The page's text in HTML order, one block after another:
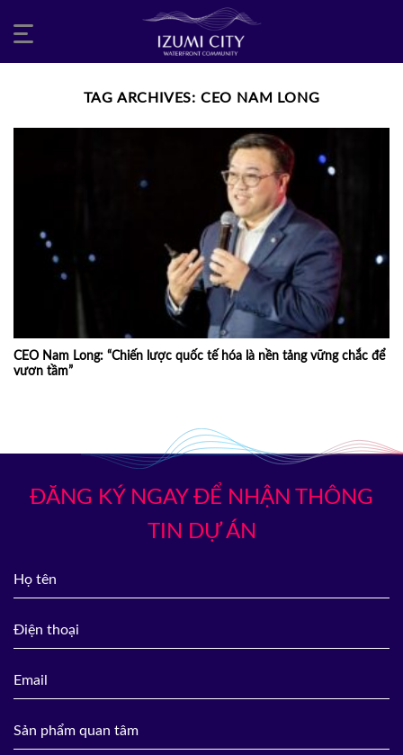
TAG ARCHIVES: CEO NAM LONG
CEO Nam Long: “Chiến lược quốc tế hóa là nền tảng vững chắc để
vươn tầm”
ĐĂNG KÝ NGAY ĐỂ NHẬN THÔNG
TIN DỰ ÁN